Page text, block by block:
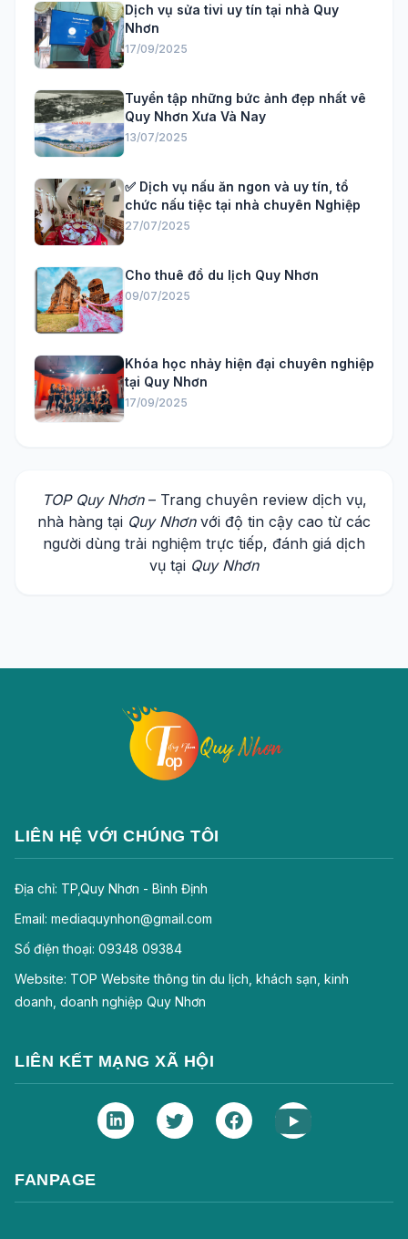
Dịch vụ sửa tivi uy tín tại nhà Quy
Nhơn
17/09/2025
Tuyển tập những bức ảnh đẹp nhất vê
Quy Nhơn Xưa Và Nay
13/07/2025
✅ Dịch vụ nấu ăn ngon và uy tín, tổ
chức nấu tiệc tại nhà chuyên Nghiệp
27/07/2025
Cho thuê đồ du lịch Quy Nhơn
09/07/2025
Khóa học nhảy hiện đại chuyên nghiệp
tại Quy Nhơn
17/09/2025
TOP Quy Nhơn– Trang chuyên review dịch vụ,
nhà hàng tại Quy Nhơnvới độ tin cậy cao từ các
người dùng trải nghiệm trực tiếp, đánh giá dịch
vụ tại Quy Nhơn
LIÊN HỆ VỚI CHÚNG TÔI
Địa chỉ: TP,Quy Nhơn - Bình Định
Email: mediaquynhon@gmail.com
Số điện thoại: 09348 09384
Website: TOP Website thông tin du lịch, khách sạn, kinh
doanh, doanh nghiệp Quy Nhơn
LIÊN KẾT MẠNG XÃ HỘI
FANPAGE